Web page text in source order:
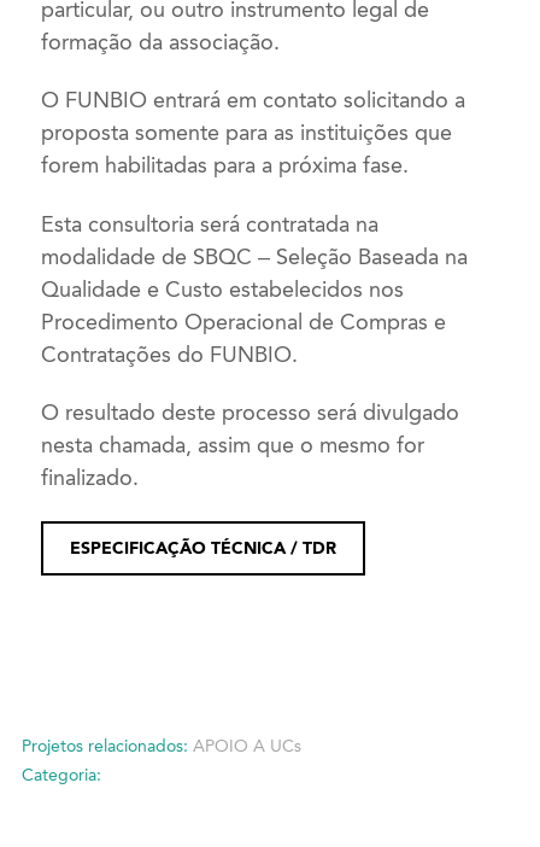
particular, ou outro instrumento legal de
formação da associação.
O FUNBIO entrará em contato solicitando a
proposta somente para as instituições que
forem habilitadas para a próxima fase.
Esta consultoria será contratada na
modalidade de SBQC – Seleção Baseada na
Qualidade e Custo estabelecidos nos
Procedimento Operacional de Compras e
Contratações do FUNBIO.
O resultado deste processo será divulgado
nesta chamada, assim que o mesmo for
finalizado.
ESPECIFICAÇÃO TÉCNICA / TDR
Projetos relacionados: APOIO A UCs
Categoria: